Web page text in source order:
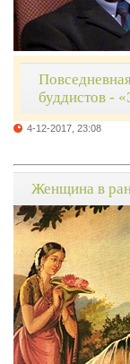
буддистов -
4-12-2017, 23:08
Женщина в